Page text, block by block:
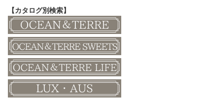
その他
和風ボード
その他
クリスマス
バレンタイン
ホワイトデー
母の日
父の日
敬老の日
【カタログ別検索】